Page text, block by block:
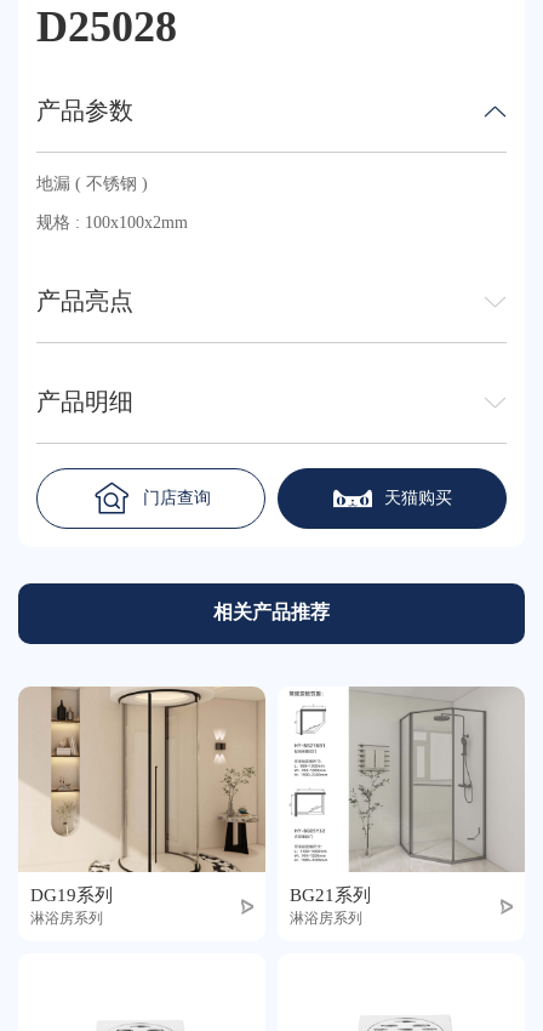
D25028
产品参数
地漏 ( 不锈钢 )
规格 : 100x100x2mm
产品亮点
产品明细
门店查询 天猫购买
相关产品推荐
DG19系列
淋浴房系列
BG21系列
淋浴房系列